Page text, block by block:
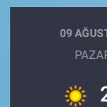
09